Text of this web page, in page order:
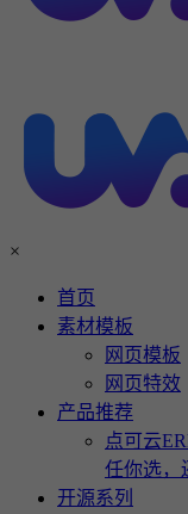
×
首页
素材模板
网页模板
网页特效
产品推荐
点可云
任你选
开源系列